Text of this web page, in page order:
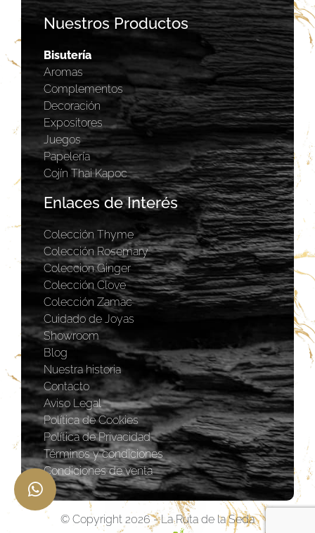
Nuestros Productos
Bisutería
Aromas
Complementos
Decoración
Expositores
Juegos
Papelería
Cojín Thai Kapoc
Enlaces de Interés
Colección Thyme
Colección Rosemary
Coleccion Ginger
Colección Clove
Colección Zamac
Cuidado de Joyas
Showroom
Blog
Nuestra historia
Contacto
Aviso Legal
Política de Cookies
Política de Privacidad
Términos y condiciones
Condiciones de venta
© Copyright 2026 - La Ruta de la Seda